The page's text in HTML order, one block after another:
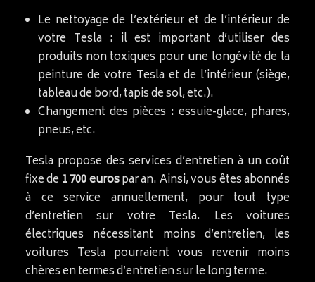
Le nettoyage de l’extérieur et de l’intérieur de
votre Tesla : il est important d’utiliser des
produits non toxiques pour une longévité de la
peinture de votre Tesla et de l’intérieur (siège,
tableau de bord, tapis de sol, etc.).
Changement des pièces : essuie-glace, phares,
pneus, etc.
Tesla propose des services d’entretien à un coût
fixe de 1 700 eurospar an. Ainsi, vous êtes abonnés
à ce service annuellement, pour tout type
d’entretien sur votre Tesla. Les voitures
électriques nécessitant moins d’entretien, les
voitures Tesla pourraient vous revenir moins
chères en termes d’entretien sur le long terme.